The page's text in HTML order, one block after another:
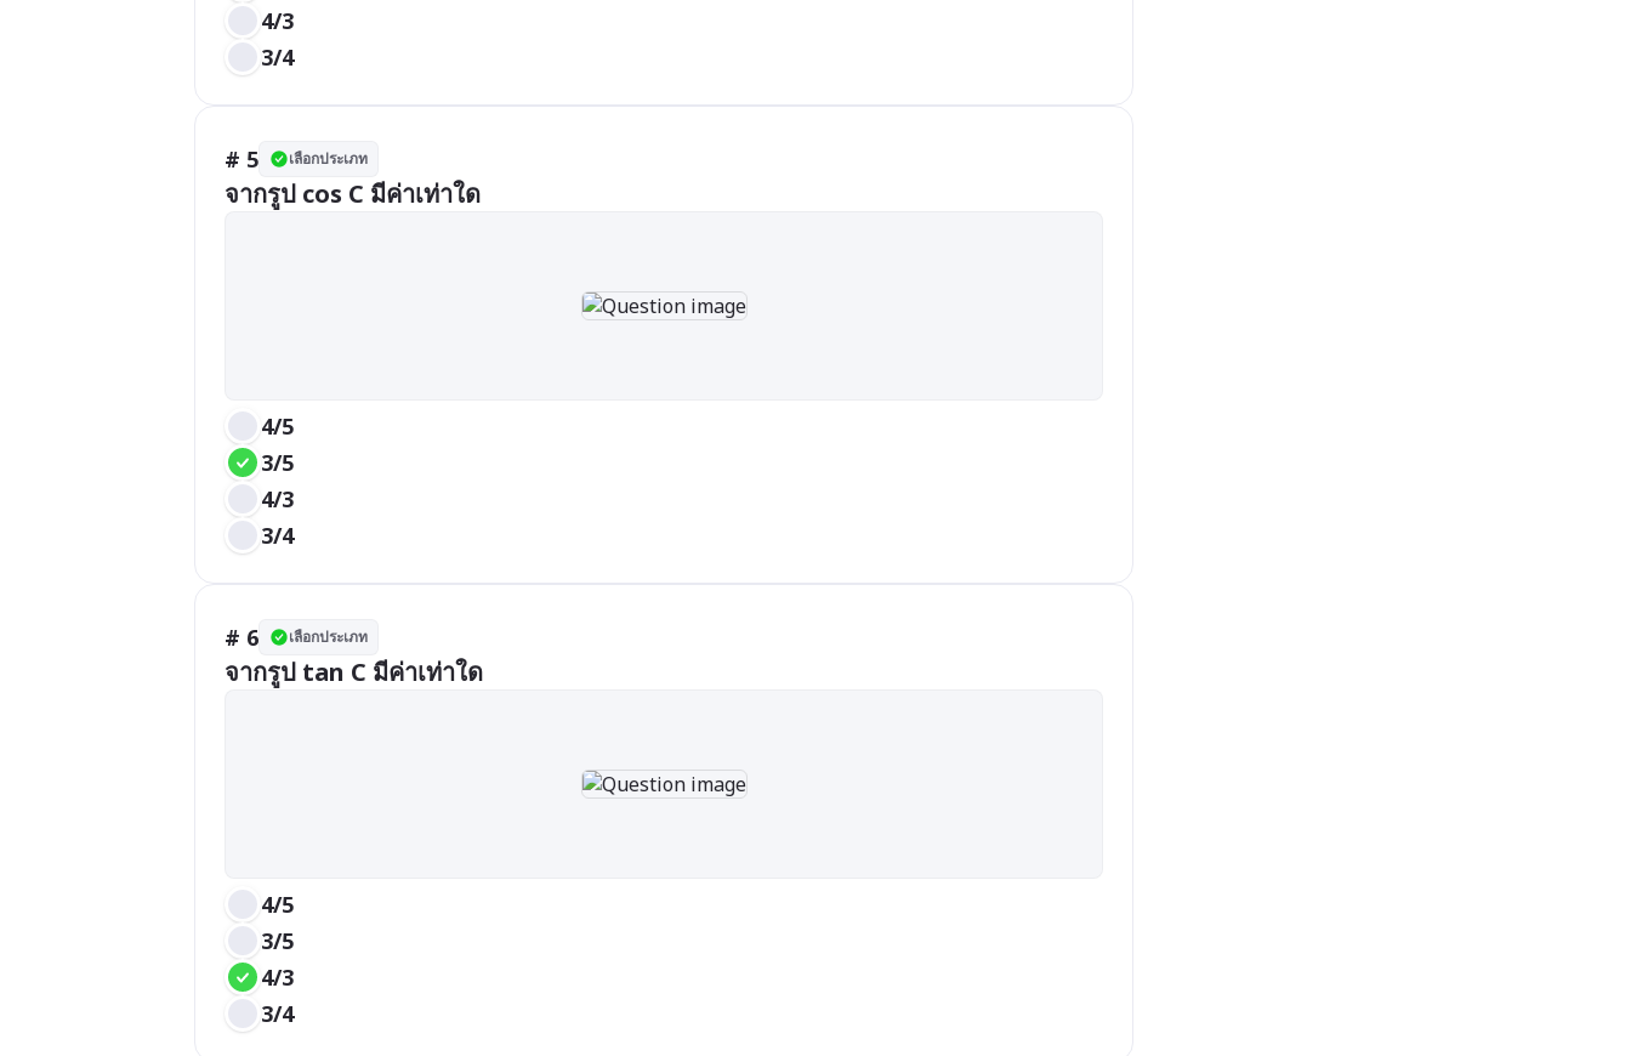
4/3
3/4
# 5 เลือกประเภท
จากรูป cos C มีค่าเท่าใด
4/5
3/5
4/3
3/4
# 6 เลือกประเภท
จากรูป tan C มีค่าเท่าใด
4/5
3/5
4/3
3/4